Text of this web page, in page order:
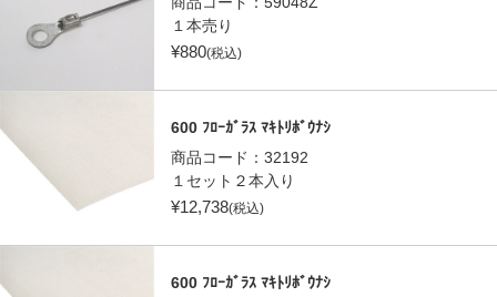
１本売り
¥880(税込)
600 ﾌﾛｰｶﾞﾗｽ ﾏｷﾄﾘﾎﾞｳﾅｼ
商品コード： 32192
１セット２本入り
¥12,738(税込)
600 ﾌﾛｰｶﾞﾗｽ ﾏｷﾄﾘﾎﾞｳﾅｼ